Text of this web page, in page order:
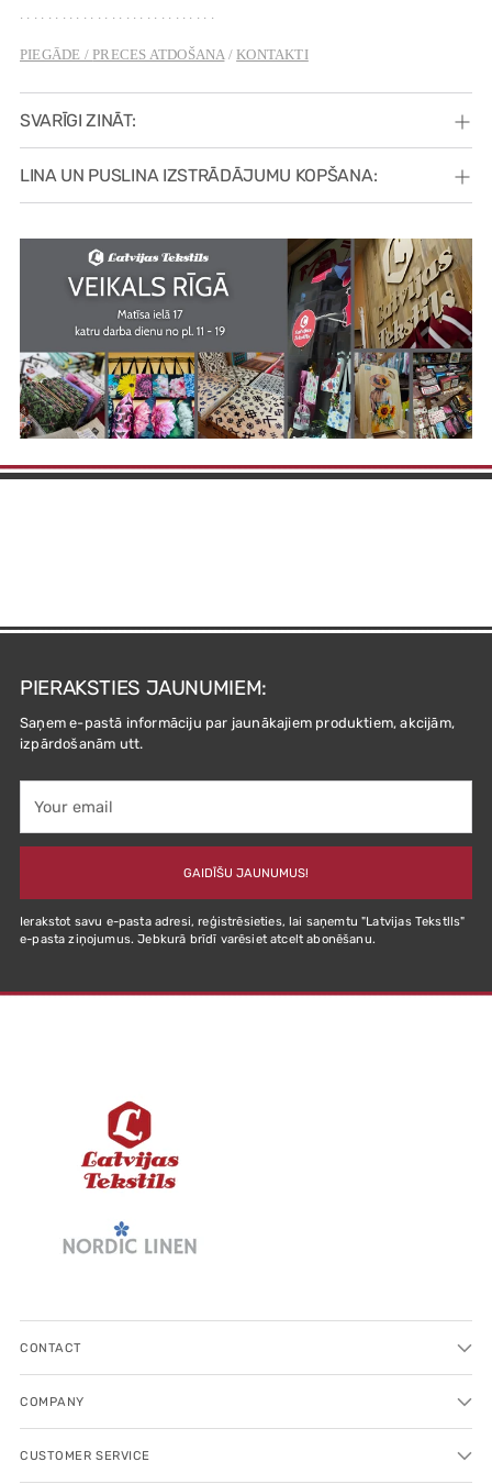
. . . . . . . . . . . . . . . . . . . . . . . . . . . .
PIEGĀDE /PRECES ATDOŠANA/KONTAKTI
SVARĪGI ZINĀT:
LINA UN PUSLINA IZSTRĀDĀJUMU KOPŠANA:
PIERAKSTIES JAUNUMIEM:
Saņem e-pastā informāciju par jaunākajiem produktiem, akcijām,
izpārdošanām utt.
email
GAIDĪŠU JAUNUMUS!
Ierakstot savu e-pasta adresi, reģistrēsieties, lai saņemtu "Latvijas Tekstlls"
e-pasta ziņojumus. Jebkurā brīdī varēsiet atcelt abonēšanu.
CONTACT
COMPANY
CUSTOMER SERVICE